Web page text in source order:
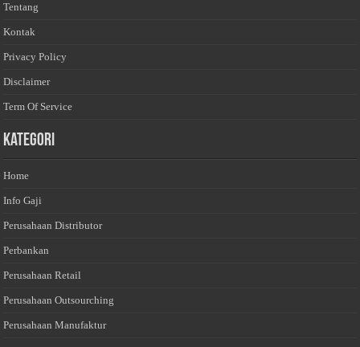
Tentang
Kontak
Privacy Policy
Disclaimer
Term Of Service
Kategori
Home
Info Gaji
Perusahaan Distributor
Perbankan
Perusahaan Retail
Perusahaan Outsourching
Perusahaan Manufaktur